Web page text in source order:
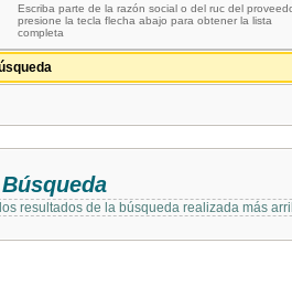
Escriba parte de la razón social o del ruc del
presione la tecla flecha abajo para obtener la lista
completa
resultados de la búsqueda realizada más